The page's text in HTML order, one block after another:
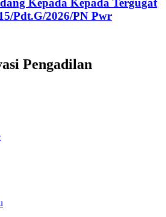
Kepada Kepada Tergugat
Pdt.G/2026/PN Pwr
Pengadilan